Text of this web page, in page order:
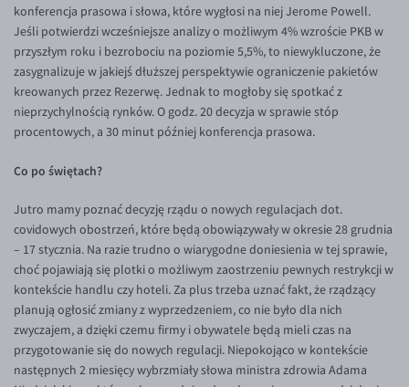
konferencja prasowa i słowa, które wygłosi na niej Jerome Powell.
Jeśli potwierdzi wcześniejsze analizy o możliwym 4% wzroście PKB w
przyszłym roku i bezrobociu na poziomie 5,5%, to niewykluczone, że
zasygnalizuje w jakiejś dłuższej perspektywie ograniczenie pakietów
kreowanych przez Rezerwę. Jednak to mogłoby się spotkać z
nieprzychylnością rynków. O godz. 20 decyzja w sprawie stóp
procentowych, a 30 minut później konferencja prasowa.
Co po świętach?
Jutro mamy poznać decyzję rządu o nowych regulacjach dot.
covidowych obostrzeń, które będą obowiązywały w okresie 28 grudnia
– 17 stycznia. Na razie trudno o wiarygodne doniesienia w tej sprawie,
choć pojawiają się plotki o możliwym zaostrzeniu pewnych restrykcji w
kontekście handlu czy hoteli. Za plus trzeba uznać fakt, że rządzący
planują ogłosić zmiany z wyprzedzeniem, co nie było dla nich
zwyczajem, a dzięki czemu firmy i obywatele będą mieli czas na
przygotowanie się do nowych regulacji. Niepokojąco w kontekście
następnych 2 miesięcy wybrzmiały słowa ministra zdrowia Adama